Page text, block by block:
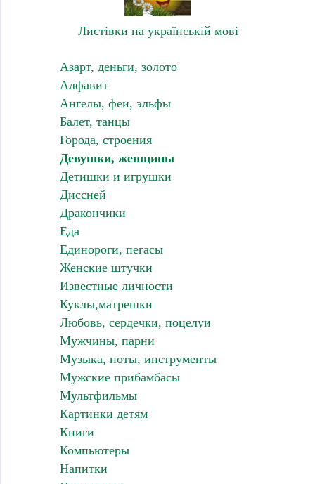
Листівки на українській мові
Азарт, деньги, золото
Алфавит
Ангелы, феи, эльфы
Балет, танцы
Города, строения
Девушки, женщины
Детишки и игрушки
Диссней
Дракончики
Еда
Единороги, пегасы
Женские штучки
Известные личности
Куклы,матрешки
Любовь, сердечки, поцелуи
Мужчины, парни
Музыка, ноты, инструменты
Мужские прибамбасы
Мультфильмы
Картинки детям
Книги
Компьютеры
Напитки